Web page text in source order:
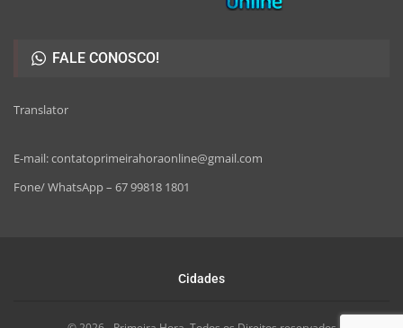
FALE CONOSCO!
Translator
E-mail: contatoprimeirahoraonline@gmail.com
Fone/ WhatsApp – 67 99818 1801
Cidades